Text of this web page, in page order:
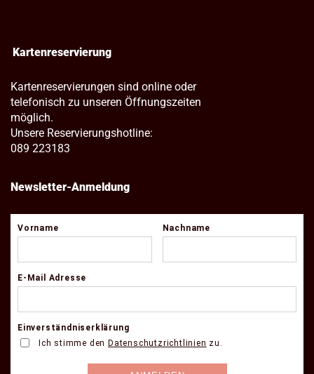
Kartenreservierung
Kartenreservierungen sind online oder
telefonisch zu unseren Öffnungszeiten
möglich.
Unsere Reservierungshotline:
089 223183
Newsletter-Anmeldung